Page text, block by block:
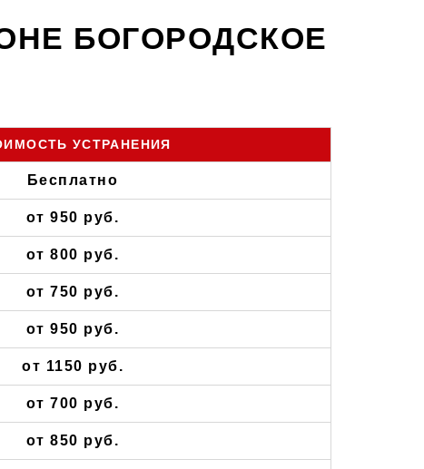
БОГОРОДСКОЕ
УСТРАНЕНИЯ
Бесплатно
от 950 руб.
от 800 руб.
от 750 руб.
от 950 руб.
от 1150 руб.
от 700 руб.
от 850 руб.